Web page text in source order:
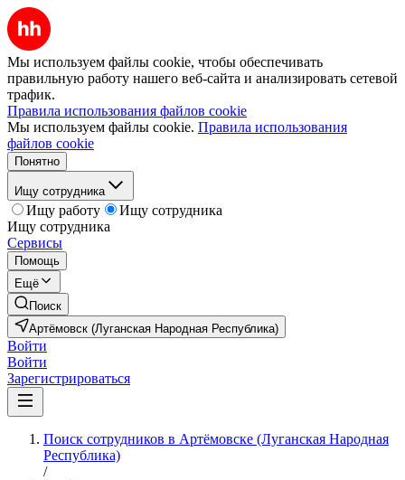
Мы используем файлы cookie, чтобы обеспечивать
правильную работу нашего веб-сайта и анализировать сетевой
трафик.
Правила использования файлов cookie
Мы используем файлы cookie. Правила использования
файлов cookie
Понятно
Ищу сотрудника
Ищу работу
Ищу сотрудника
Ищу сотрудника
Сервисы
Помощь
Ещё
Поиск
Артёмовск (Луганская Народная Республика)
Войти
Войти
Зарегистрироваться
Поиск сотрудников в Артёмовске (Луганская Народная
Республика)
/